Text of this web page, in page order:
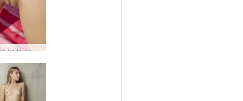
Alisa kaila sauļojas #28